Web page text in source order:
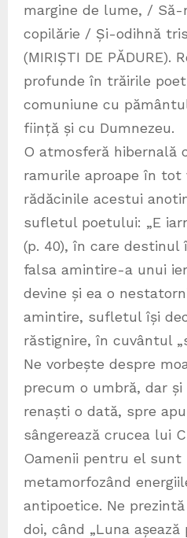
margine de lume, /
copilărie / Și-odihnă
(MIRIȘTI DE PĂDURE).
profunde în trăirile
comuniune cu
ființă și cu Dumnezeu.
O atmosferă hibernală
ramurile aproape în tot
rădăcinile acestui
sufletul poetului: „E
(p. 40), în care destinul
falsa amintire-a unui
devine și ea o
amintire, sufletul își
răstignire, în cuvântul
Ne vorbește despre
precum o umbră, dar și
renaști o dată, spre
sângerează crucea lui
Oamenii pentru el sunt
metamorfozând
antipoetice. Ne
doi, când „Luna